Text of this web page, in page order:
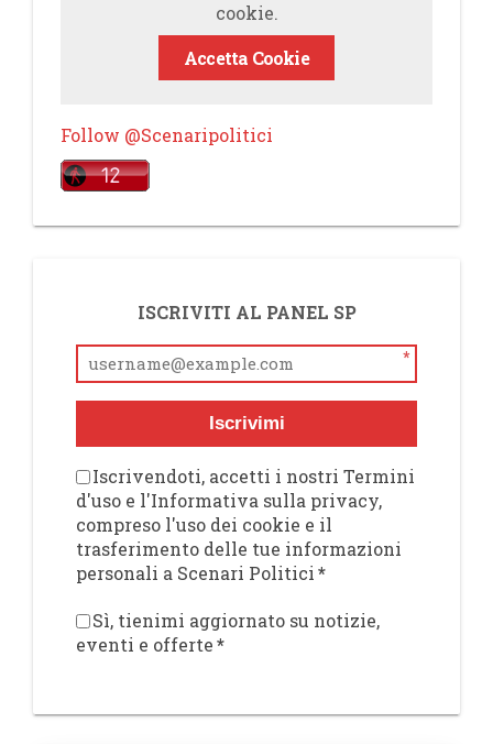
cookie.
Accetta Cookie
Follow @Scenaripolitici
ISCRIVITI AL PANEL SP
*
Iscrivimi
Iscrivendoti, accetti i nostri Termini
d'uso e l'Informativa sulla privacy,
compreso l'uso dei cookie e il
trasferimento delle tue informazioni
personali a Scenari Politici*
Sì, tienimi aggiornato su notizie,
eventi e offerte*